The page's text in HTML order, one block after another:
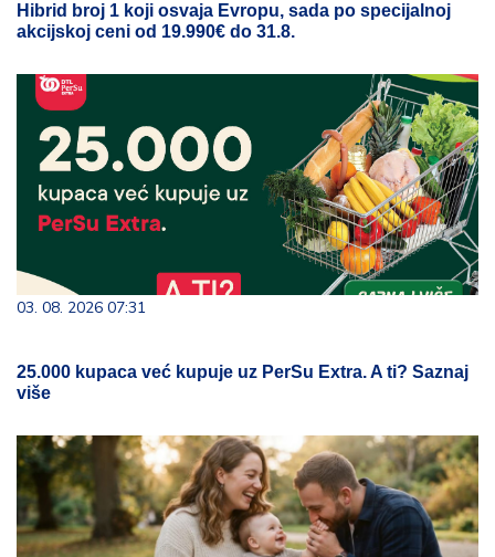
Hibrid broj 1 koji osvaja Evropu, sada po specijalnoj
akcijskoj ceni od 19.990€ do 31.8.
03. 08. 2026 07:31
25.000 kupaca već kupuje uz PerSu Extra. A ti? Saznaj
više